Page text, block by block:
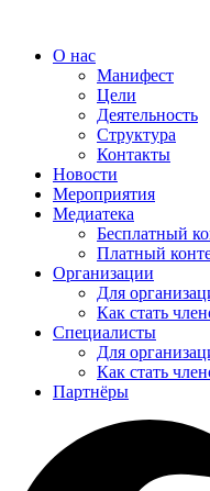
содержимому
О нас
Манифест
Цели
Деятельность
Структура
Контакты
Новости
Мероприятия
Медиатека
Бесплатный
Платный
Организации
Для
Как стать
Специалисты
Для
Как стать
Партнёры